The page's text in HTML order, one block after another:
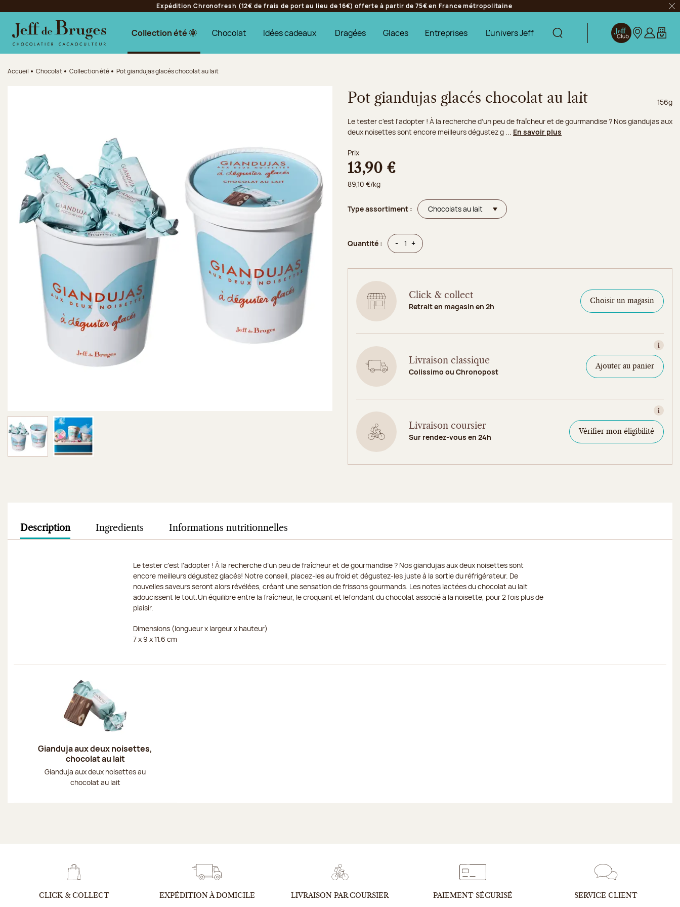
Aller au contenu principal
Aller au pied de page
Expédition Chronofresh (12€ de frais de port au lieu de 16€) offerte à partir de 75€ en France métropolitaine
Collection été 🌞 Chocolat Idées cadeaux Dragées Glaces Entreprises L'univers Jeff Afficher la rechercheJeff ClubNos Mon
Accueil Chocolat Collection été Pot giandujas glacés chocolat au lait
Image 1 sur 2
Pot giandujas glacés chocolat au lait Poids
156g
Le tester c'est l'adopter ! À la recherche d’un peu de fraîcheur et de gourmandise ? Nos giandujas aux
deux noisettes sont encore meilleurs dégustez g ... En savoir plus
Prix
13,90 €
89,10 €/kg
Type assortiment :
Quantité : - Quantité
+Quantité
Click & collect
Retrait en magasin en 2h
Choisir un magasin
Livraison classique
Colissimo ou Chronopost
Ajouter au panier
Livraison coursier
Sur rendez-vous en 24h
Vérifier mon éligibilité
Description Ingredients Informations nutritionnelles
Le tester c'est l'adopter ! À la recherche d’un peu de fraîcheur et de gourmandise ? Nos giandujas aux deux noisettes sont
encore meilleurs dégustez glacés! Notre conseil, placez-les au froid et dégustez-les juste à la sortie du réfrigérateur. De
nouvelles saveurs seront alors révélées, créant une sensation de frissons gourmands. Les notes lactées du chocolat au lait
adoucissent le tout.Un équilibre entre la fraîcheur, le croquant et lefondant du chocolat associé à la noisette, pour 2 fois plus de
plaisir.
Dimensions (longueur x largeur x hauteur)
7 x 9 x 11.6 cm
Gianduja aux deux noisettes,
chocolat au lait
Gianduja aux deux noisettes au
chocolat au lait
CLICK & COLLECT EXPÉDITION À DOMICILE LIVRAISON PAR COURSIER PAIEMENT SÉCURISÉ SERVICE CLIENT